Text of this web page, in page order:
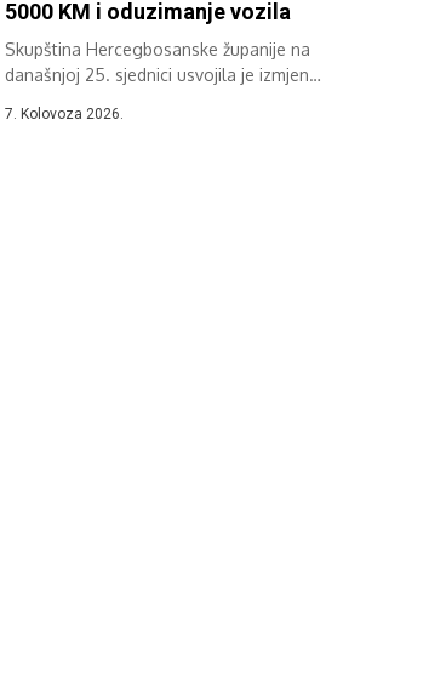
5000 KM i oduzimanje vozila
Skupština Hercegbosanske županije na
današnjoj 25. sjednici usvojila je izmjene
7. Kolovoza 2026.